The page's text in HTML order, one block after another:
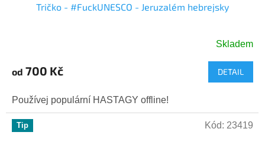
Tričko - #FuckUNESCO - Jeruzalém hebrejsky
Skladem
od 700 Kč DETAIL
Používej populární HASTAGY offline!
Tip Kód: 23419